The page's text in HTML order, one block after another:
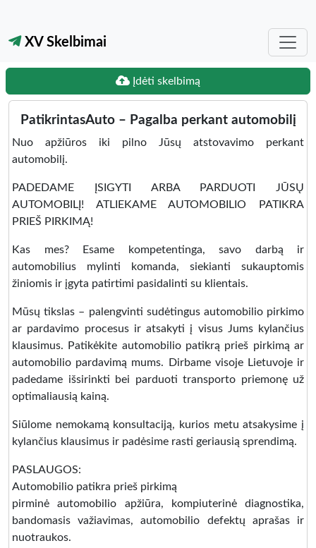
XV Skelbimai
Įdėti skelbimą
PatikrintasAuto – Pagalba perkant automobilį
Nuo apžiūros iki pilno Jūsų atstovavimo perkant
automobilį.
PADEDAME ĮSIGYTI ARBA PARDUOTI JŪSŲ
AUTOMOBILĮ! ATLIEKAME AUTOMOBILIO PATIKRA
PRIEŠ PIRKIMĄ!
Kas mes? Esame kompetentinga, savo darbą ir
automobilius mylinti komanda, siekianti sukauptomis
žiniomis ir įgyta patirtimi pasidalinti su klientais.
Mūsų tikslas – palengvinti sudėtingus automobilio pirkimo
ar pardavimo procesus ir atsakyti į visus Jums kylančius
klausimus. Patikėkite automobilio patikrą prieš pirkimą ar
automobilio pardavimą mums. Dirbame visoje Lietuvoje ir
padedame išsirinkti bei parduoti transporto priemonę už
optimaliausią kainą.
Siūlome nemokamą konsultaciją, kurios metu atsakysime į
kylančius klausimus ir padėsime rasti geriausią sprendimą.
PASLAUGOS:
Automobilio patikra prieš pirkimą
pirminė automobilio apžiūra, kompiuterinė diagnostika,
bandomasis važiavimas, automobilio defektų aprašas ir
nuotraukos.